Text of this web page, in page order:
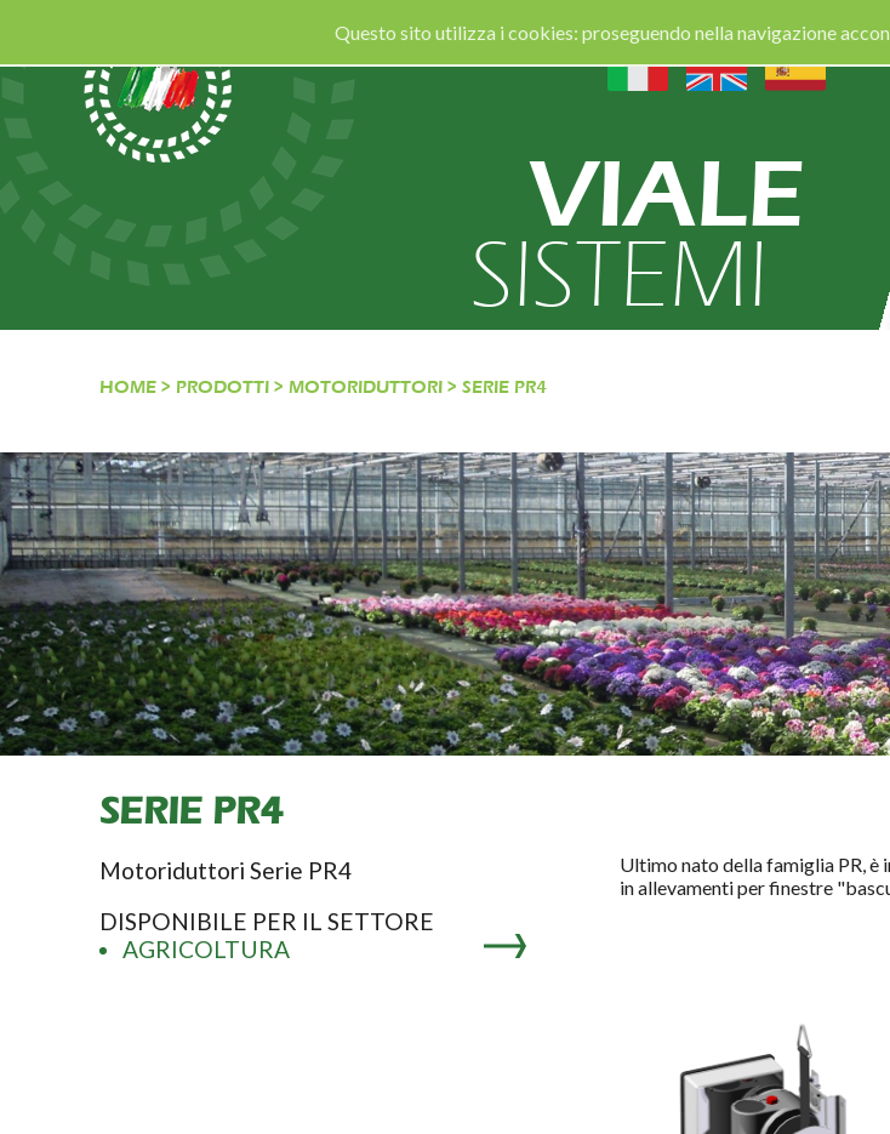
Questo sito utilizza i cookies: proseguendo nella navigazione
VIALE
SISTEMI
HOME > PRODOTTI > MOTORIDUTTORI > SERIE PR4
SERIE PR4
Motoriduttori Serie PR4
DISPONIBILE PER IL SETTORE
AGRICOLTURA
Ultimo nato della famiglia PR, è
in allevamenti per finestre